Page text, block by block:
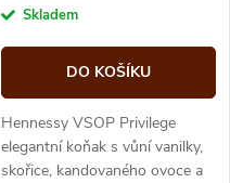
cena:Skladem
DO KOŠÍKU
Hennessy VSOP Privilege
elegantní koňak s vůní vanilky,
skořice, kandovaného ovoce a